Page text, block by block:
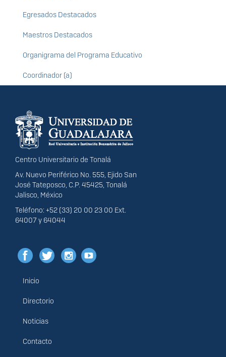
Egresados Destacados
Maestros Destacados
Organigrama del Programa Educativo
Coordinador (a)
Información del
portal
Centro Universitario de Tonalá
Av. Nuevo Periférico No. 555, Ejido San
José Tateposco, C.P. 45425, Tonalá
Jalisco, México
Teléfono: +52 (33) 20 00 23 00 Ext.
64007 y 64044
Menú
principal
Inicio
Directorio
Noticias
Contacto